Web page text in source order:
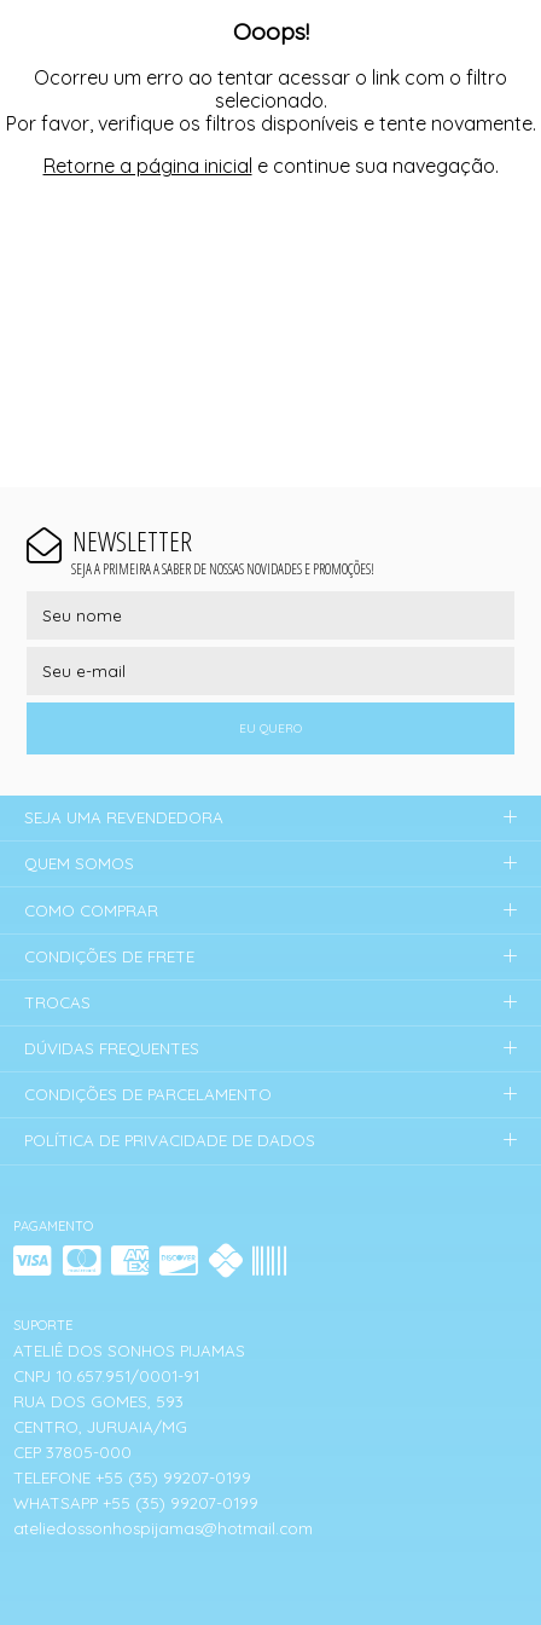
Ooops!
Ocorreu um erro ao tentar acessar o link com o filtro
selecionado.
Por favor, verifique os filtros disponíveis e tente novamente.
Retorne a página inicial e continue sua navegação.
NEWSLETTER
SEJA A PRIMEIRA A SABER DE NOSSAS NOVIDADES E PROMOÇÕES!
EU QUERO
PAGAMENTO
SUPORTE
ATELIÊ DOS SONHOS PIJAMAS
CNPJ 10.657.951/0001-91
RUA DOS GOMES, 593
CENTRO, JURUAIA/MG
CEP 37805-000
TELEFONE +55 (35) 99207-0199
WHATSAPP +55 (35) 99207-0199
ateliedossonhospijamas@hotmail.com
SEJA UMA REVENDEDORA
QUEM SOMOS
COMO COMPRAR
CONDIÇÕES DE FRETE
TROCAS
DÚVIDAS FREQUENTES
CONDIÇÕES DE PARCELAMENTO
POLÍTICA DE PRIVACIDADE DE DADOS